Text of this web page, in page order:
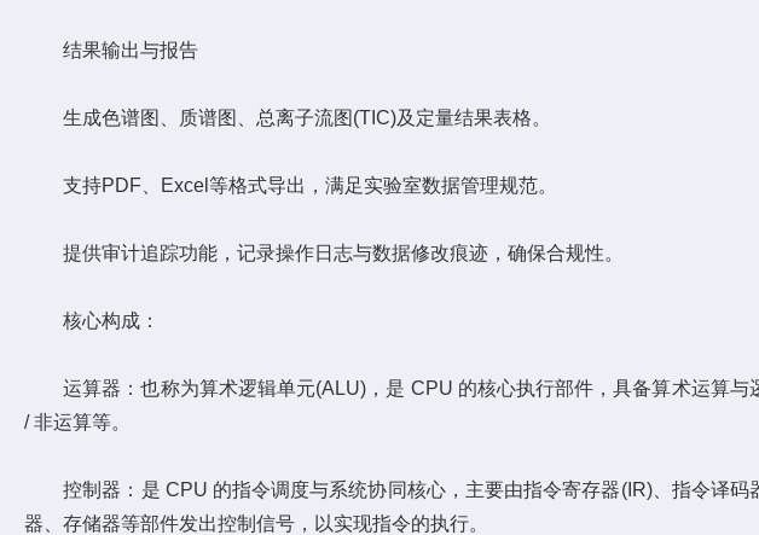
结果输出与报告
生成色谱图、质谱图、总离子流图(TIC)及定量结果表格。
支持PDF、Excel等格式导出，满足实验室数据管理规范。
提供审计追踪功能，记录操作日志与数据修改痕迹，确保合规性。
核心构成：
运算器：也称为算术逻辑单元(ALU)，是 CPU 的核心执行部件，具备算术运算与
/ 非运算等。
控制器：是 CPU 的指令调度与系统协同核心，主要由指令寄存器(IR)、指令译码
器、存储器等部件发出控制信号，以实现指令的执行。